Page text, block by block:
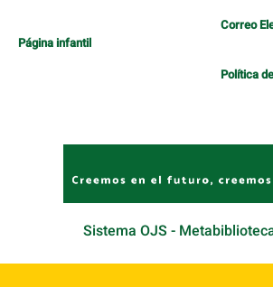
Página infantil
Correo
Política
Sistema OJS -